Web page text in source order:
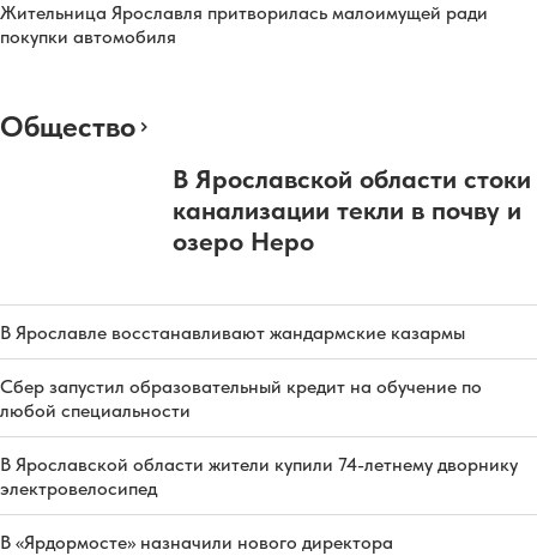
Жительница Ярославля притворилась малоимущей ради
покупки автомобиля
Общество
В Ярославской области стоки
канализации текли в почву и
озеро Неро
В Ярославле восстанавливают жандармские казармы
Сбер запустил образовательный кредит на обучение по
любой специальности
В Ярославской области жители купили 74-летнему дворнику
электровелосипед
В «Ярдормосте» назначили нового директора